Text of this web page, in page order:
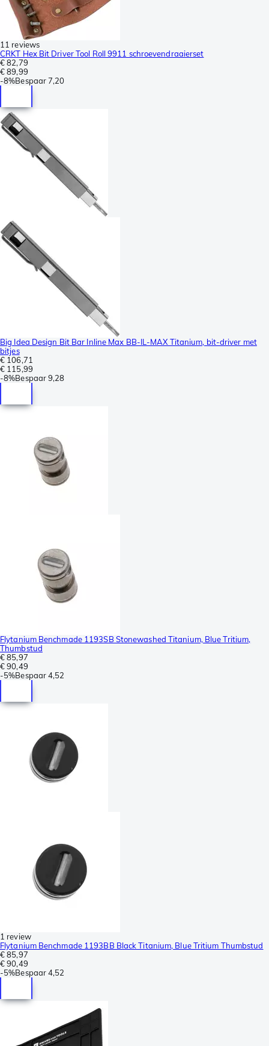
11 reviews
CRKT Hex Bit Driver Tool Roll 9911 schroevendraaierset
€ 82,79
€ 89,99
-8%Bespaar7,20
Big Idea Design Bit Bar Inline Max BB-IL-MAX Titanium, bit-driver met
bitjes
€ 106,71
€ 115,99
-8%Bespaar9,28
Flytanium Benchmade 1193SB Stonewashed Titanium, Blue Tritium,
Thumbstud
€ 85,97
€ 90,49
-5%Bespaar4,52
1 review
Flytanium Benchmade 1193BB Black Titanium, Blue Tritium Thumbstud
€ 85,97
€ 90,49
-5%Bespaar4,52